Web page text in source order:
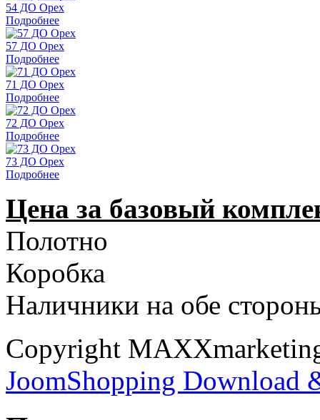
54 ДО Орех
Подробнее
57 ДО Орех
Подробнее
71 ДО Орех
Подробнее
72 ДО Орех
Подробнее
73 ДО Орех
Подробнее
Цена за базовый
Полотно
Коробка
Наличники на обе
Copyright
JoomShopping Download